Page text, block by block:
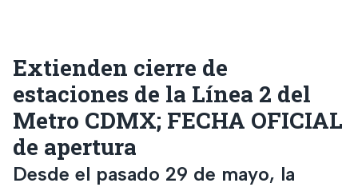
Extienden cierre de
estaciones de la Línea 2 del
Metro CDMX; FECHA OFICIAL
de apertura
Desde el pasado 29 de mayo, la